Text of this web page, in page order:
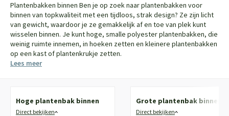
Plantenbakken binnen Ben je op zoek naar plantenbakken voor
binnen van topkwaliteit met een tijdloos, strak design? Ze zijn licht
van gewicht, waardoor je ze gemakkelijk af en toe van plek kunt
wisselen binnen. Je kunt hoge, smalle polyester plantenbakken, die
weinig ruimte innemen, in hoeken zetten en kleinere plantenbakken
op een kast of plantenkrukje zetten.
Lees meer
Hoge plantenbak binnen
Direct bekijken
Grote plantenbak binnen
Direct bekijken